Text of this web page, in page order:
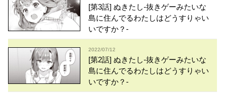
[第3話] ぬきたし-抜きゲーみたいな
島に住んでるわたしはどうすりゃい
いですか？-
2022/07/12
[第2話] ぬきたし-抜きゲーみたいな
島に住んでるわたしはどうすりゃい
いですか？-